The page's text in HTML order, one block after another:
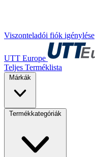
Viszonteladói fiók igénylése
UTT Europe
Teljes Terméklista
Márkák
Termékkategóriák